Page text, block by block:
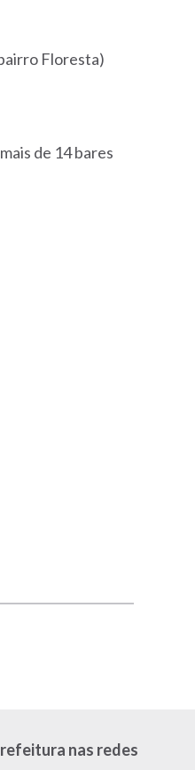
Floresta)
de 14 bares
nas redes